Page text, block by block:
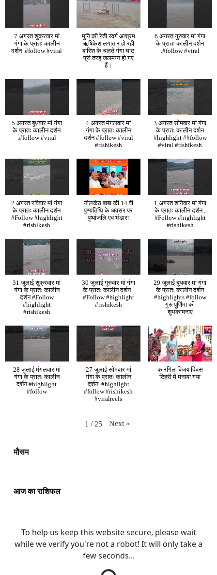
7 अगस्त शुक्रवार मां
गंगा के प्रातः कालीन
दर्शन .#follow #viral
मुनि की रेती स्वर्ग आश्रम
ऋषिकेश लगातार हो रही
बारिश के चलते गंगा घाट
पूरी तरह जलमग्न हो गए
हैं।
6 अगस्त गुरुवार मां गंगा
के प्रातः कालीन दर्शन
.#follow #viral
5 अगस्त बुधवार मां गंगा
के प्रातः कालीन दर्शन
.#follow #viral
4 अगस्त मंगलवार मां
गंगा के प्रातः कालीन
दर्शन #follow #viral
#rishikesh
3 अगस्त सोमवार मां गंगा
के प्रातः कालीन दर्शन
#highlight ##follow
#viral #rishikesh
2 अगस्त रविवार मां गंगा
के प्रातः कालीन दर्शन
#Follow #highlight
#rishikesh
नीलकंठ बाबा की 14 वी
पुण्यतिथि के अवसर पर
पुष्पांजलि एवं भंडारा
1 अगस्त शनिवार मां गंगा
के प्रातः कालीन दर्शन .
#Follow #highlight
#rishikesh
31 जुलाई शुक्रवार मां
गंगा के प्रातः कालीन
दर्शन #Follow
#highlight
#rishikesh
30 जुलाई गुरुवार मां गंगा
के प्रातः कालीन दर्शन .
#Follow #highlight
#rishikesh
29 जुलाई बुधवार मां गंगा
के प्रातः कालीन दर्शन
#highlights #follow
गुरु पूर्णिमा की
शुभकामनाएं
28 जुलाई मंगलवार मां
गंगा के प्रातः कालीन
दर्शन #highlight
#follow
27 जुलाई सोमवार मां
गंगा के प्रातः कालीन
दर्शन .#highlight
#follow #rishikesh
#viralreels
कारगिल विजय दिवस
टिहरी में मनाया गया
1 / 25 Next »
मौसम
आज का राशिफल